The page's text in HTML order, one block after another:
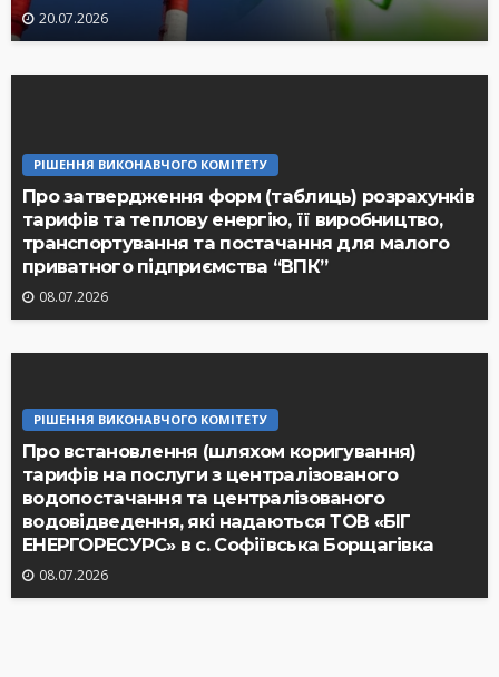
20.07.2026
РІШЕННЯ ВИКОНАВЧОГО КОМІТЕТУ
Про затвердження форм (таблиць) розрахунків
тарифів та теплову енергію, її виробництво,
транспортування та постачання для малого
приватного підприємства “ВПК”
08.07.2026
РІШЕННЯ ВИКОНАВЧОГО КОМІТЕТУ
Про встановлення (шляхом коригування)
тарифів на послуги з централізованого
водопостачання та централізованого
водовідведення, які надаються ТОВ «БІГ
ЕНЕРГОРЕСУРС» в с. Софіївська Борщагівка
08.07.2026